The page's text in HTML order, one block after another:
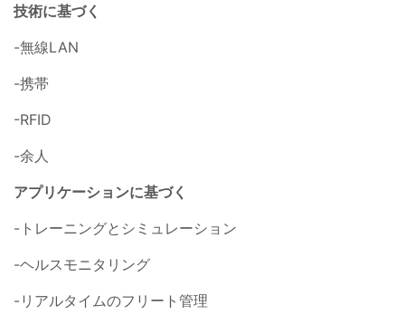
技術に基づく
-無線LAN
-携帯
-RFID
-余人
アプリケーションに基づく
-トレーニングとシミュレーション
-ヘルスモニタリング
-リアルタイムのフリート管理